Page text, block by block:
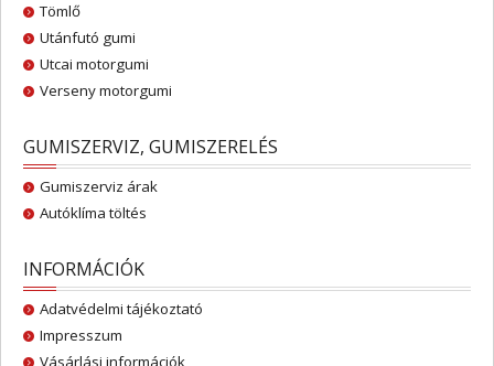
Tömlő
Utánfutó gumi
Utcai motorgumi
Verseny motorgumi
GUMISZERVIZ, GUMISZERELÉS
Gumiszerviz árak
Autóklíma töltés
INFORMÁCIÓK
Adatvédelmi tájékoztató
Impresszum
Vásárlási információk